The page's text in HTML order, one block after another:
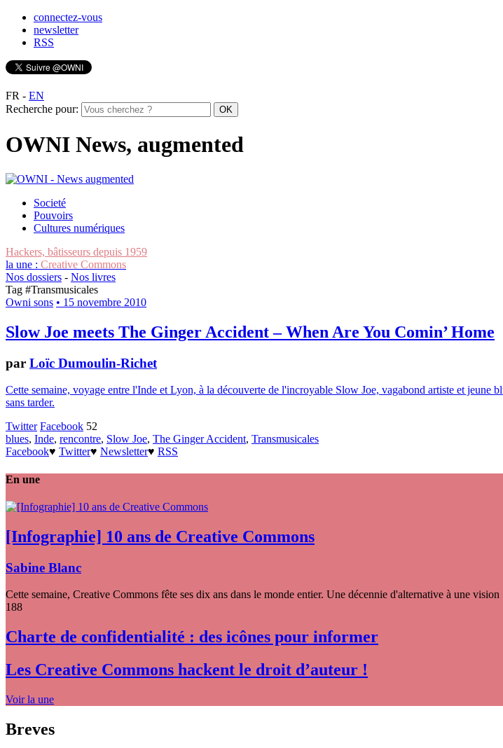
connectez-vous
newsletter
RSS
FR - EN
Recherche pour:
OWNI News, augmented
Societé
Pouvoirs
Cultures numériques
Hackers, bâtisseurs depuis 1959
la une : Creative Commons
Nos dossiers - Nos livres
Tag #Transmusicales
Owni sons • 15 novembre 2010
Slow Joe meets The Ginger Accident – When Are You Comin’ Home
par Loïc Dumoulin-Richet
Cette semaine, voyage entre l'Inde et Lyon, à la découverte de l'incroyable Slow Joe, vagabond artiste et
sans tarder.
Twitter Facebook 52
blues, Inde, rencontre, Slow Joe, The Ginger Accident, Transmusicales
Facebook♥ Twitter♥ Newsletter♥ RSS
En une
[Infographie] 10 ans de Creative Commons
Sabine Blanc
Cette semaine, Creative Commons fête ses dix ans dans le monde entier. Une décennie d'alternative à une vision
188
Charte de confidentialité : des icônes pour informer
Les Creative Commons hackent le droit d’auteur !
Voir la une
Breves